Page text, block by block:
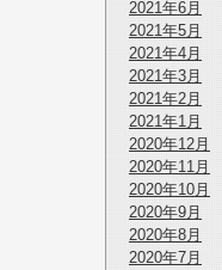
2021年6月
2021年5月
2021年4月
2021年3月
2021年2月
2021年1月
2020年12月
2020年11月
2020年10月
2020年9月
2020年8月
2020年7月